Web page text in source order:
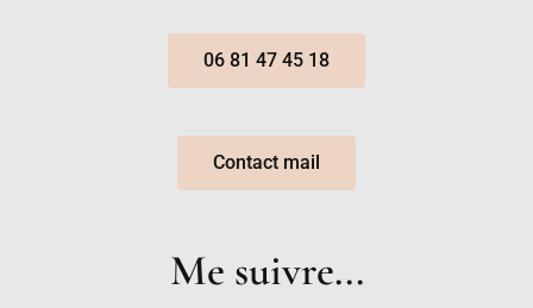
06 81 47 45 18
Contact mail
Me suivre...